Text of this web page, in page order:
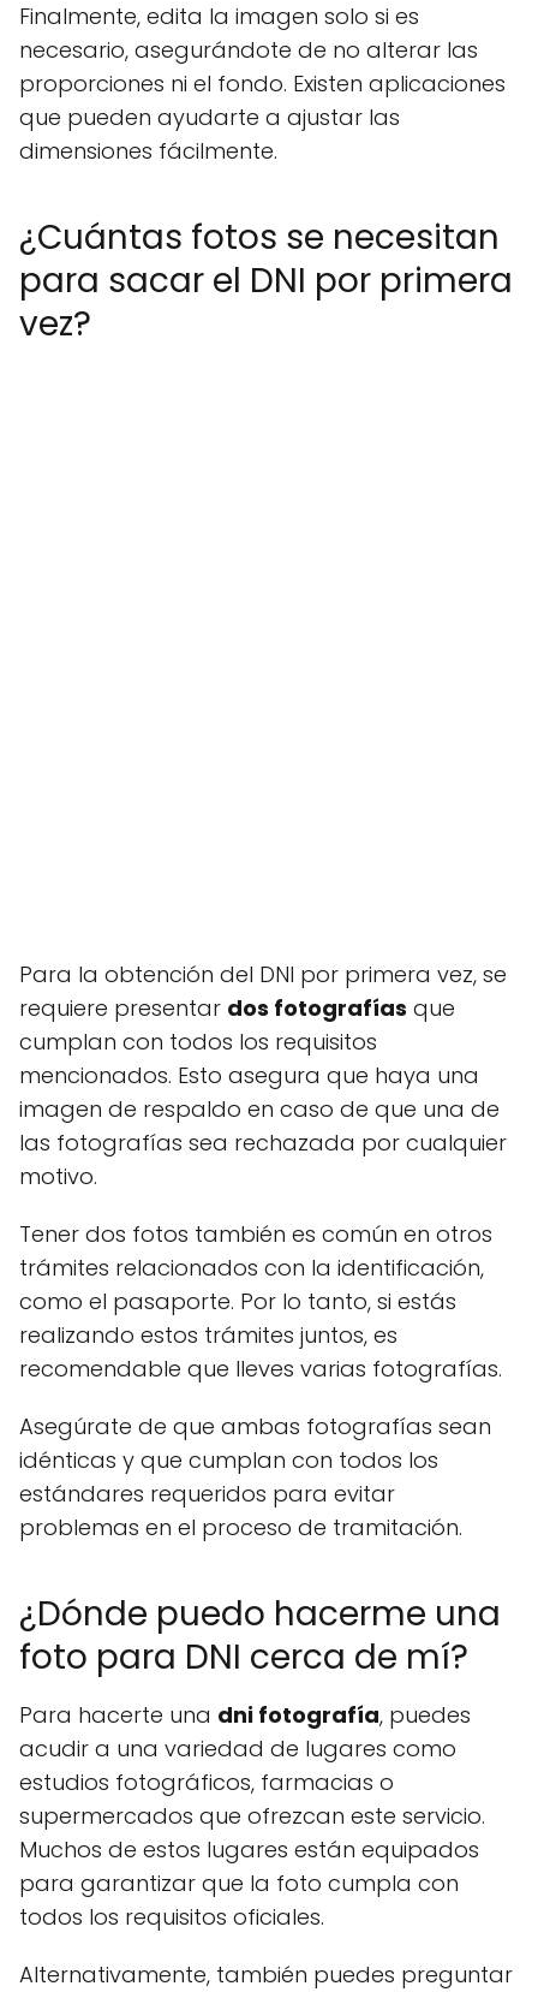
Finalmente, edita la imagen solo si es
necesario, asegurándote de no alterar las
proporciones ni el fondo. Existen aplicaciones
que pueden ayudarte a ajustar las
dimensiones fácilmente.
¿Cuántas fotos se necesitan
para sacar el DNI por primera
vez?
Para la obtención del DNI por primera vez, se
requiere presentar dos fotografías que
cumplan con todos los requisitos
mencionados. Esto asegura que haya una
imagen de respaldo en caso de que una de
las fotografías sea rechazada por cualquier
motivo.
Tener dos fotos también es común en otros
trámites relacionados con la identificación,
como el pasaporte. Por lo tanto, si estás
realizando estos trámites juntos, es
recomendable que lleves varias fotografías.
Asegúrate de que ambas fotografías sean
idénticas y que cumplan con todos los
estándares requeridos para evitar
problemas en el proceso de tramitación.
¿Dónde puedo hacerme una
foto para DNI cerca de mí?
Para hacerte una dni fotografía, puedes
acudir a una variedad de lugares como
estudios fotográficos, farmacias o
supermercados que ofrezcan este servicio.
Muchos de estos lugares están equipados
para garantizar que la foto cumpla con
todos los requisitos oficiales.
Alternativamente, también puedes preguntar